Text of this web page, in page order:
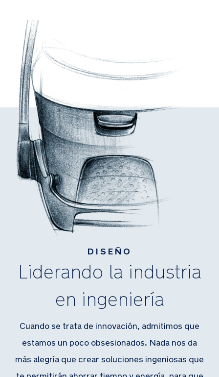
DISEÑO
Liderando la industria
en ingeniería
Cuando se trata de innovación, admitimos que
estamos un poco obsesionados. Nada nos da
más alegría que crear soluciones ingeniosas que